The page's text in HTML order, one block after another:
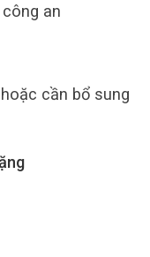
an
cần bổ sung